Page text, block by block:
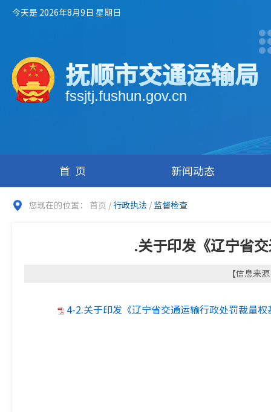
今天是 2026年8月9日 星期日
抚顺市交通运输局
fssjtj.fushun.gov.cn
首页 新闻动态
您现在的位置： 首页 /行政执法 / 监督检查
.关于印发《辽宁省
【信息来
4-2.关于印发《辽宁省交通运输行政处罚裁量